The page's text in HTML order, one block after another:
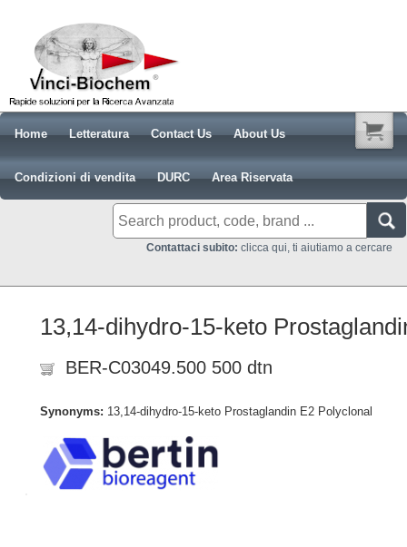
Home Letteratura Contact Us About Us
Condizioni di vendita DURC Area Riservata
Contattaci subito: clicca qui, ti aiutiamo a cercare
13,14-dihydro-15-keto
BER-C03049.500 500 dtn
Synonyms: 13,14-dihydro-15-keto Prostaglandin E2 Polyclonal